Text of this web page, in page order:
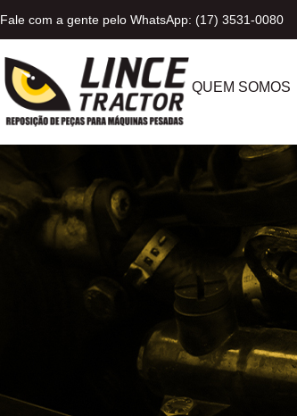
Fale com a gente pelo WhatsApp: (17) 3531-0080
QUEM SOMOS